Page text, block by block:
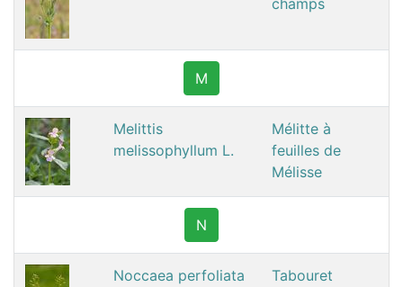
champs
M
Melittis
melissophyllum L.
Mélitte à
feuilles de
Mélisse
N
Noccaea perfoliata
Tabouret